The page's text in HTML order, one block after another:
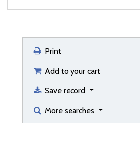
Print
Add to your cart
Save record
More searches